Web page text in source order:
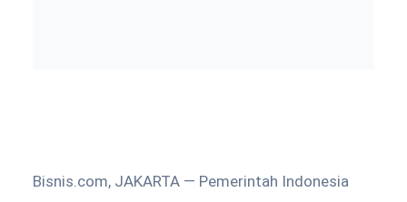
Bisnis.com, JAKARTA — Pemerintah Indonesia